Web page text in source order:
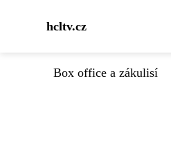
hcltv.cz
Box office a zákulisí